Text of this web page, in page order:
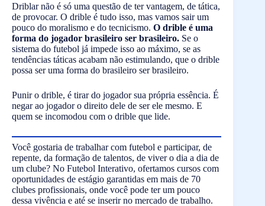
Driblar não é só uma questão de ter vantagem, de tática,
de provocar. O drible é tudo isso, mas vamos sair um
pouco do moralismo e do tecnicismo. O drible é uma
forma do jogador brasileiro ser brasileiro. Se o
sistema do futebol já impede isso ao máximo, se as
tendências táticas acabam não estimulando, que o drible
possa ser uma forma do brasileiro ser brasileiro.
Punir o drible, é tirar do jogador sua própria essência. É
negar ao jogador o direito dele de ser ele mesmo. E
quem se incomodou com o drible que lide.
Você gostaria de trabalhar com futebol e participar, de
repente, da formação de talentos, de viver o dia a dia de
um clube? No Futebol Interativo, ofertamos cursos com
oportunidades de estágio garantidas em mais de 70
clubes profissionais, onde você pode ter um pouco
dessa vivência e até se inserir no mercado de trabalho.